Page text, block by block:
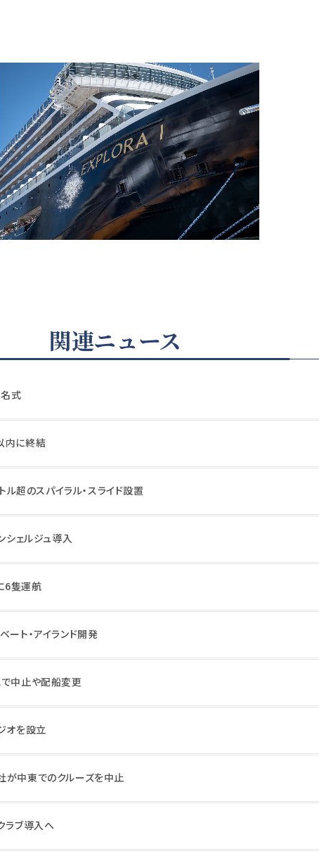
関連ニュース
名式
内に終結
ル超のスパイラル・スライド設置
シェルジュ導入
6隻運航
ート・アイランド開発
で中止や配船変更
オを設立
が中東でのクルーズを中止
ラブ導入へ